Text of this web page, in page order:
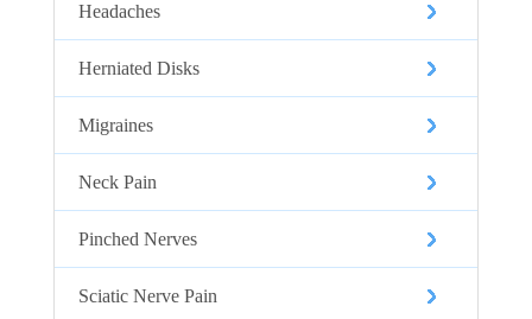
Headaches
Herniated Disks
Migraines
Neck Pain
Pinched Nerves
Sciatic Nerve Pain